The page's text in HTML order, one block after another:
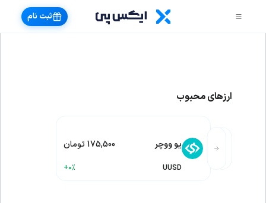
ثبت نام
ارزهای محبوب
یو ووچر
UUSD
175,500 تومان
+0%